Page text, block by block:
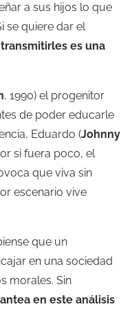
a sus hijos lo que
se quiere dar el
es una
, 1990) el progenitor
de poder educarle
Eduardo (Johnny
si fuera poco, el
que viva sin
escenario vive
que un
en una sociedad
morales. Sin
en este análisis